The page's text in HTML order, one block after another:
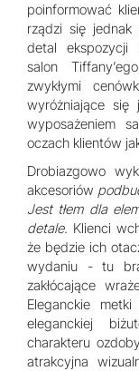
poinformować
rządzi się
detal ekspozycji
salon
zwykłymi
wyróżniające się
wyposażeniem
oczach klientów
Drobiazgowo
akcesoriów
Jest tłem dla
detale. Klienci
że będzie ich
wydaniu - tu
zakłócające
Eleganckie
eleganckiej
charakteru
atrakcyjna